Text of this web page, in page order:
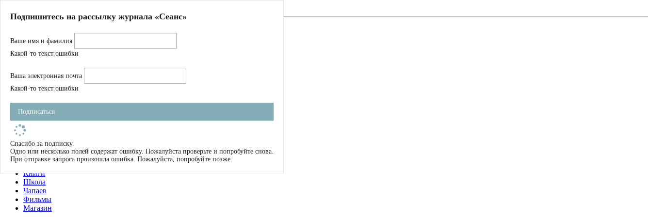
Магазин
Журнал
Школа
Устав
Фильмы
Имена
Тэги
О нас
Журнал
Книги
Школа
Чапаев
Фильмы
Магазин
Подпишитесь на рассылку журнала «Сеанс»
Ваше имя и фамилия
Какой-то текст ошибки
Ваша электронная почта
Какой-то текст ошибки
Подписаться
Спасибо за подписку.
Одно или несколько полей содержат ошибку. Пожалуйста проверьте и попробуйте снова.
При отправке запроса произошла ошибка. Пожалуйста, попробуйте позже.